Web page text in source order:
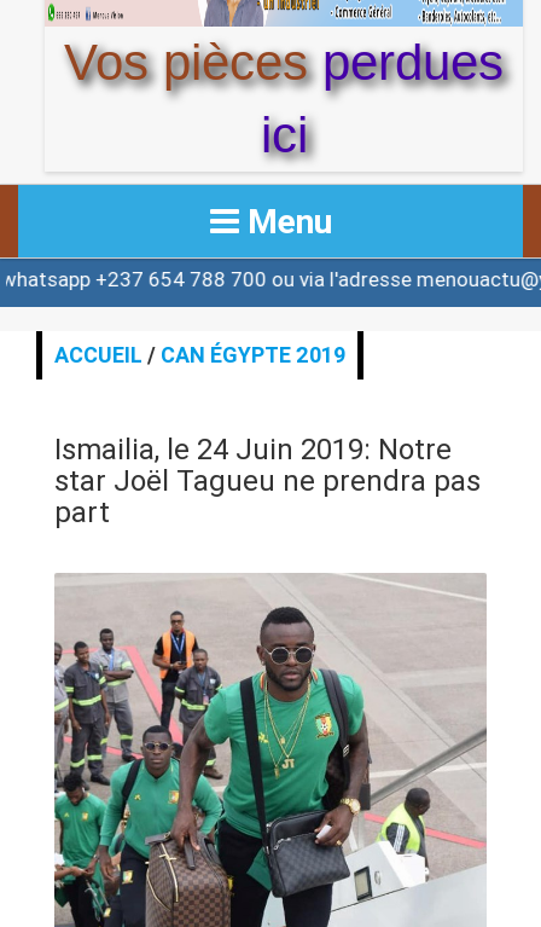
Vos piècesperdues
ici
Menu
ACCUEIL
ACTUALITE
ALERTE
ANNONCE
ART & CULTURE & TRADITION
ASSAINISSEMENT
BREAKING-NEWS
CAMEROUN
PLUS
654 788 700 ou via l'adresse
ACCUEIL / CAN ÉGYPTE 2019
Ismailia, le 24 Juin 2019: Notre
star Joël Tagueu ne prendra pas
part